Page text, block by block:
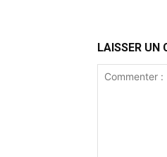
LAISSER UN